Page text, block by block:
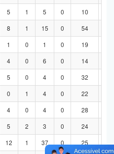
5 1 5 0 10
8 1 15 0 54
1 0 1 0 19
4 0 6 0 14
5 0 4 0 32
0 1 4 0 22
4 0 4 0 28
5 2 3 0 24
12 1 37 0 25